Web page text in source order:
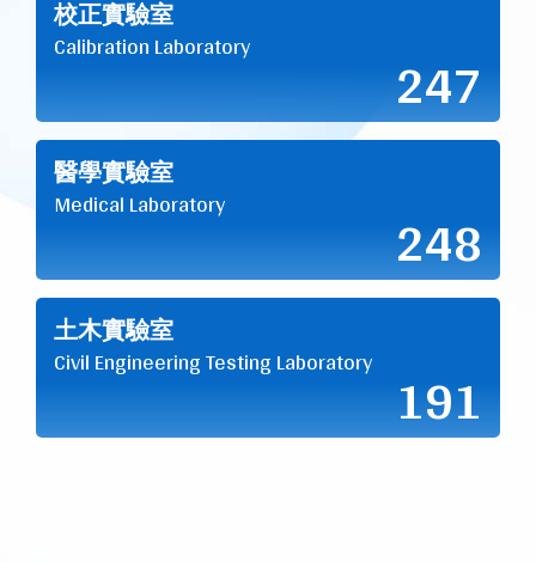
校正實驗室
Calibration Laboratory 247
醫學實驗室
Medical Laboratory 248
土木實驗室
Civil Engineering Testing Laboratory 191